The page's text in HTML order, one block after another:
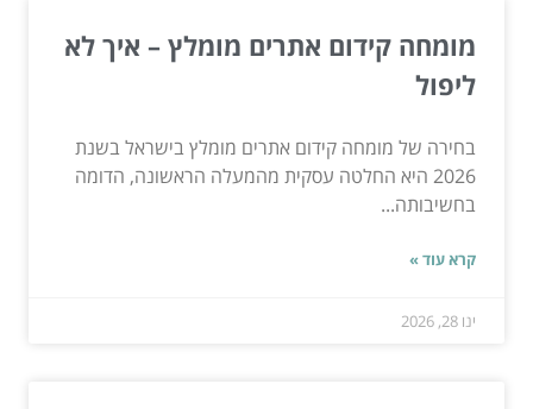
מומחה קידום אתרים מומלץ – איך לא
ליפול
בחירה של מומחה קידום אתרים מומלץ בישראל בשנת
2026 היא החלטה עסקית מהמעלה הראשונה, הדומה
בחשיבותה...
קרא עוד »
ינו 28, 2026